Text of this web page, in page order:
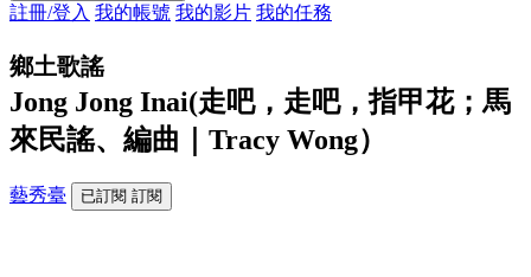
註冊/登入 我的帳號 我的影片 我的任務
鄉土歌謠
Jong Jong Inai(走吧，走吧，指甲花；馬
來民謠、編曲｜Tracy Wong）
藝秀臺 已訂閱 訂閱